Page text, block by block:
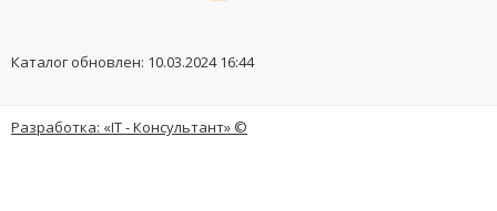
Каталог обновлен: 10.03.2024 16:44
Разработка: «IT - Консультант» ©